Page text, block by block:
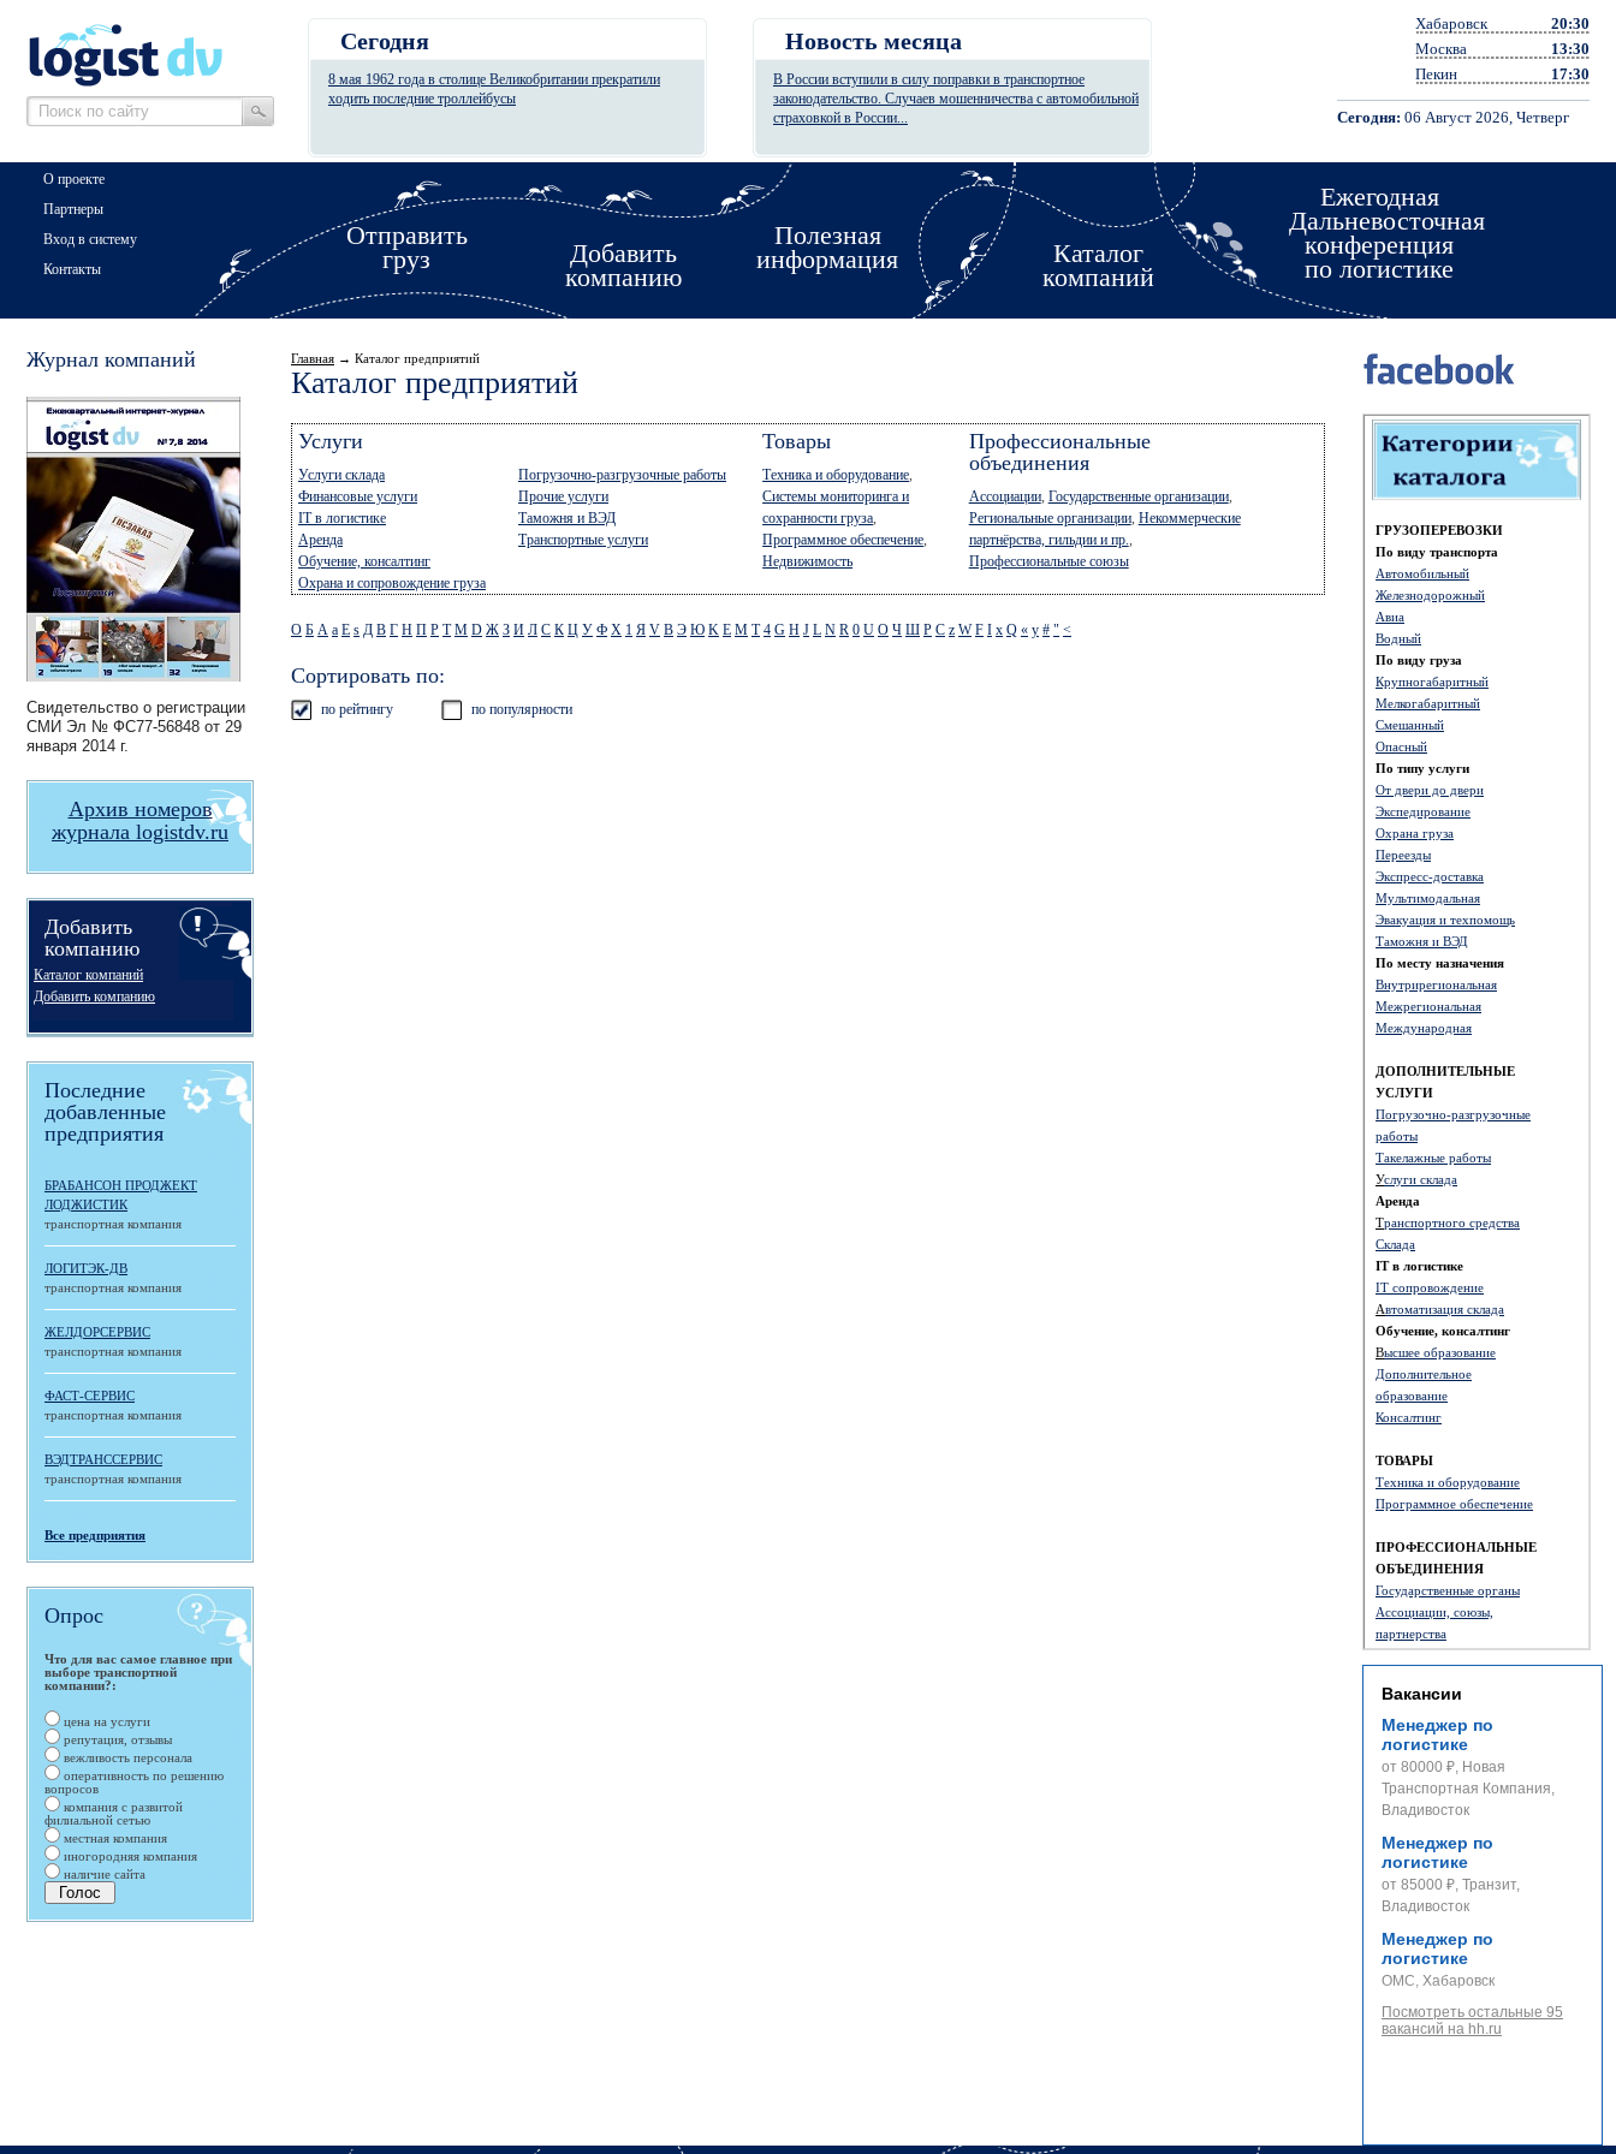
Хабаровск
20:30
Москва
13:30
Пекин
17:30
Сегодня: 06 Август 2026, Четверг
Сегодня
8 мая 1962 года в столице Великобритании прекратили
ходить последние троллейбусы
Новость месяца
В России вступили в силу поправки в транспортное
законодательство. Случаев мошенничества с автомобильной
страховкой в России...
Отправить
груз
Добавить
компанию
Полезная
информация
Каталог
компаний
Ежегодная
Дальневосточная
конференция
по логистике
О проекте
Партнеры
Вход в систему
Контакты
Журнал компаний
Свидетельство о регистрации
СМИ Эл № ФС77-56848 от 29
января 2014 г.
Архив номеров
журнала logistdv.ru
Добавить
компанию
Каталог компаний
Добавить компанию
Последние
добавленные
предприятия
БРАБАНСОН ПРОДЖЕКТ
ЛОДЖИСТИК
транспортная компания
ЛОГИТЭК-ДВ
транспортная компания
ЖЕЛДОРСЕРВИС
транспортная компания
ФАСТ-СЕРВИС
транспортная компания
ВЭДТРАНССЕРВИС
транспортная компания
Все предприятия
Опрос
Что для вас самое главное при
выборе транспортной
компании?:
цена на услуги
репутация, отзывы
вежливость персонала
оперативность по решению
вопросов
компания с развитой
филиальной сетью
местная компания
иногородняя компания
наличие сайта
ГРУЗОПЕРЕВОЗКИ
По виду транспорта
Автомобильный
Железнодорожный
Авиа
Водный
По виду груза
Крупногабаритный
Мелкогабаритный
Смешанный
Опасный
По типу услуги
От двери до двери
Экспедирование
Охрана груза
Переезды
Экспресс-доставка
Мультимодальная
Эвакуация и техпомощь
Таможня и ВЭД
По месту назначения
Внутрирегиональная
Межрегиональная
Международная
ДОПОЛНИТЕЛЬНЫЕ
УСЛУГИ
Погрузочно-разгрузочные
работы
Такелажные работы
Услуги склада
Аренда
Транспортного средства
Склада
IT в логистике
IT сопровождение
Автоматизация склада
Обучение, консалтинг
Высшее образование
Дополнительное
образование
Консалтинг
ТОВАРЫ
Техника и оборудование
Программное обеспечение
ПРОФЕССИОНАЛЬНЫЕ
ОБЪЕДИНЕНИЯ
Государственные органы
Ассоциации, союзы,
партнерства
Вакансии
Менеджер по
логистике
от 80000 ₽, Новая
Транспортная Компания,
Владивосток
Менеджер по
логистике
от 85000 ₽, Транзит,
Владивосток
Менеджер по
логистике
ОМС, Хабаровск
Посмотреть остальные 95
вакансий на hh.ru
Главная → Каталог предприятий
Каталог предприятий
Услуги
Услуги склада
Финансовые услуги
IT в логистике
Аренда
Обучение, консалтинг
Охрана и сопровождение груза
Погрузочно-разгрузочные работы
Прочие услуги
Таможня и ВЭД
Транспортные услуги
Товары
Техника и оборудование,
Системы мониторинга и
сохранности груза,
Программное обеспечение,
Недвижимость
Профессиональные
объединения
Ассоциации, Государственные организации,
Региональные организации, Некоммерческие
партнёрства, гильдии и пр.,
Профессиональные союзы
О Б А a E s Д В Г Н П Р Т М D Ж З И Л С К Ц У Ф Х 1 Я V B Э Ю K Е M T 4 G H J L N R 0 U O Ч Ш P C z W F I x Q « y # " <
Сортировать по:
по рейтингу по популярности